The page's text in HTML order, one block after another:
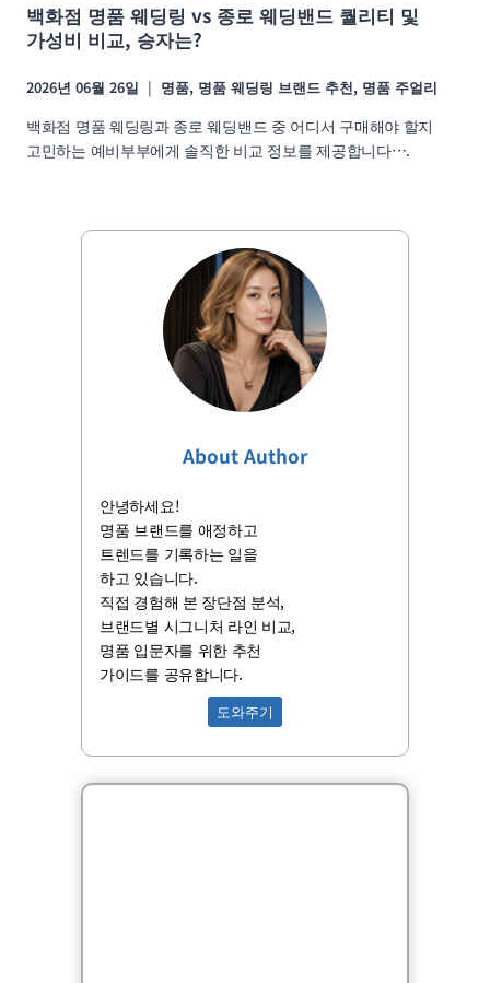
백화점 명품 웨딩링 vs 종로 웨딩밴드 퀄리티 및
가성비 비교, 승자는?
2026년 06월 26일 명품, 명품 웨딩링 브랜드 추천, 명품 주얼리
백화점 명품 웨딩링과 종로 웨딩밴드 중 어디서 구매해야 할지
고민하는 예비부부에게 솔직한 비교 정보를 제공합니다….
About Author
안녕하세요!
명품 브랜드를 애정하고
트렌드를 기록하는 일을
하고 있습니다.
직접 경험해 본 장단점 분석,
브랜드별 시그니처 라인 비교,
명품 입문자를 위한 추천
가이드를 공유합니다.
도와주기